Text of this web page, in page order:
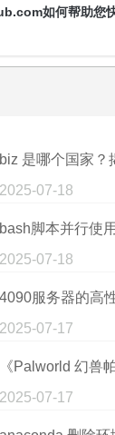
如何帮助您
biz 是哪个国家？
2025-07-18
bash脚本并行使
2025-07-18
4090服务器的高
2025-07-17
《Palworld 幻兽
2025-07-17